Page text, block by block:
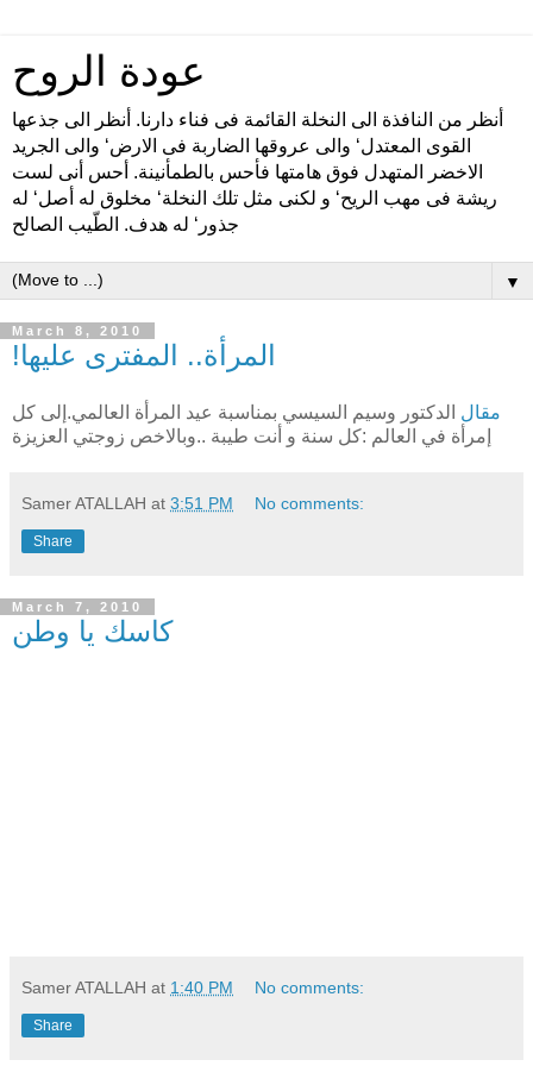
عودة الروح
أنظر من النافذة الى النخلة القائمة فى فناء دارنا. أنظر الى جذعها
القوى المعتدل‘ والى عروقها الضاربة فى الارض‘ والى الجريد
الاخضر المتهدل فوق هامتها فأحس بالطمأنينة. أحس أنى لست
ريشة فى مهب الريح‘ و لكنى مثل تلك النخلة‘ مخلوق له أصل‘ له
جذور‘ له هدف. الطّيب الصالح
▼
March 8, 2010
!المرأة.. المفترى عليها
مقال الدكتور وسيم السيسي بمناسبة عيد المرأة العالمي.إلى كل
إمرأة في العالم :كل سنة و أنت طيبة ..وبالاخص زوجتي العزيزة
Samer ATALLAH at 3:51 PM No comments:
Share
March 7, 2010
كاسك يا وطن
Samer ATALLAH at 1:40 PM No comments:
Share